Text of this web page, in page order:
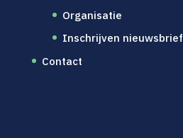
Organisatie
Inschrijven nieuwsbrief
Contact